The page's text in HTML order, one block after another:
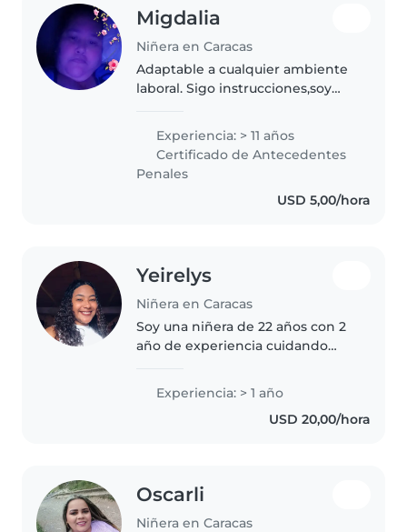
Migdalia
Niñera en Caracas
Adaptable a cualquier ambiente
laboral. Sigo instrucciones,soy
Respeto el espacio d cada quien.
Soy empática. Me adapto a
cualquier horario laboral...
Experiencia: > 11 años
Certificado de Antecedentes
Penales
USD 5,00/hora
Yeirelys
Niñera en Caracas
Soy una niñera de 22 años con 2
año de experiencia cuidando
bebés hasta niños en edad
escolar. Soy una persona
divertida, responsable y
Experiencia: > 1 año
USD 20,00/hora
Oscarli
Niñera en Caracas